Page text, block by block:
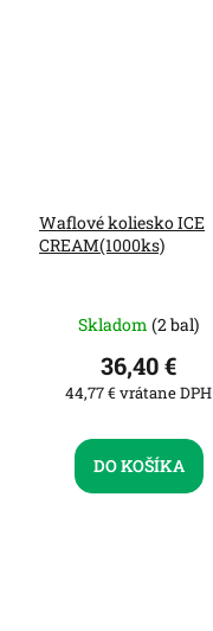
Waflové koliesko ICE
CREAM(1000ks)
Skladom (2 bal)
44,77 € vrátane DPH
36,40 €
DO KOŠÍKA